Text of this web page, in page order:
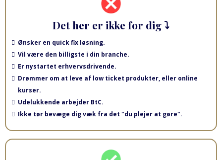
Det her er ikke for dig ⤵
Ønsker en quick fix løsning.
Vil være den billigste i din branche.
Er nystartet erhvervsdrivende.
Drømmer om at leve af low ticket produkter, eller online
kurser.
Udelukkende arbejder BtC.
Ikke tør bevæge dig væk fra det "du plejer at gøre".